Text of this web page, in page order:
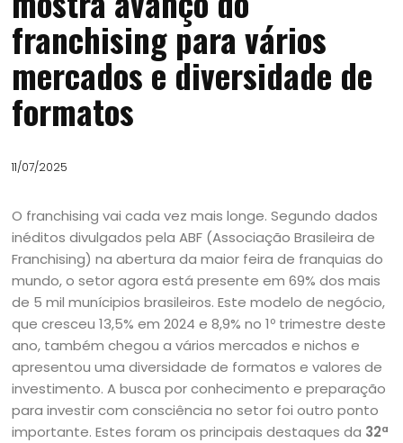
franchising para vários
mercados e diversidade de
formatos
11/07/2025
O franchising vai cada vez mais longe. Segundo dados
inéditos divulgados pela ABF (Associação Brasileira de
Franchising) na abertura da maior feira de franquias do
mundo, o setor agora está presente em 69% dos mais
de 5 mil munícipios brasileiros. Este modelo de negócio,
que cresceu 13,5% em 2024 e 8,9% no 1º trimestre deste
ano, também chegou a vários mercados e nichos e
apresentou uma diversidade de formatos e valores de
investimento. A busca por conhecimento e preparação
para investir com consciência no setor foi outro ponto
importante. Estes foram os principais destaques da 32ª